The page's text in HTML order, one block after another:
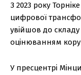
З 2023 року
цифрової
увійшов до
оцінюванням
У пресцентрі